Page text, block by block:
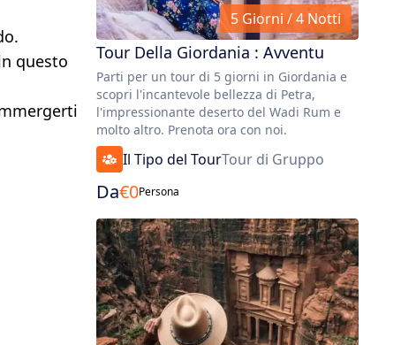
questo
5 Giorni / 4 Notti
Tour Della Giordania : Avventu
Parti per un tour di 5 giorni in Giordania e
scopri l'incantevole bellezza di Petra,
l'impressionante deserto del Wadi Rum e
molto altro. Prenota ora con noi.
Il Tipo del TourTour di Gruppo
Da€0Persona